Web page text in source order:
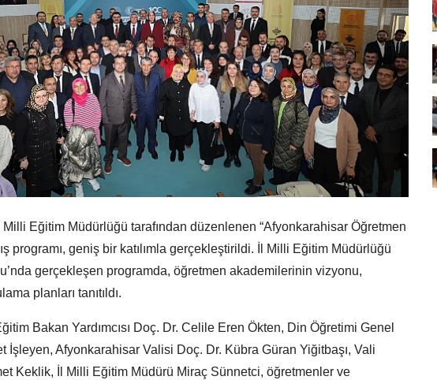
Eğitim Müdürlüğü tarafından düzenlenen “Afyonkarahisar Öğretmen
programı, geniş bir katılımla gerçekleştirildi. İl Milli Eğitim Müdürlüğü
gerçekleşen programda, öğretmen akademilerinin vizyonu,
planları tanıtıldı.
Bakan Yardımcısı Doç. Dr. Celile Eren Ökten, Din Öğretimi Genel
İşleyen, Afyonkarahisar Valisi Doç. Dr. Kübra Güran Yiğitbaşı, Vali
Keklik, İl Milli Eğitim Müdürü Miraç Sünnetci, öğretmenler ve